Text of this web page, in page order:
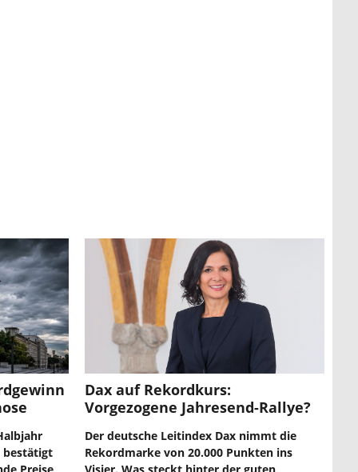
bestätigt
Dax auf Rekordkurs:
Vorgezogene Jahresend-Rallye?
Der deutsche Leitindex Dax nimmt die
Rekordmarke von 20.000 Punkten ins